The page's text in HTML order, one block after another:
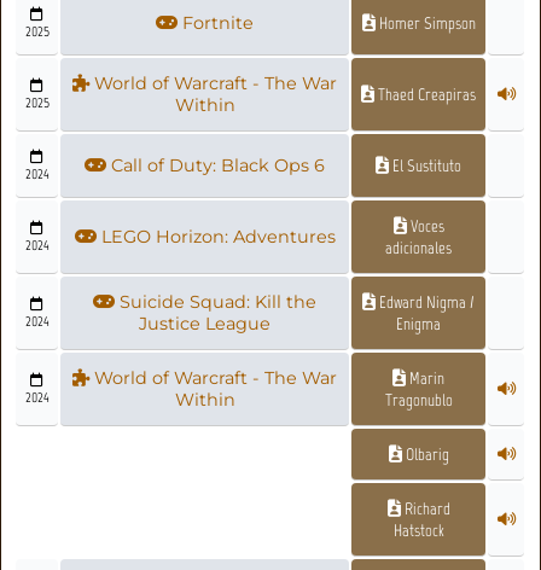
2025 Fortnite Homer Simpson
2025
World of Warcraft - The War
Within
Thaed Creapiras
2024 Call of Duty: Black Ops 6 El Sustituto
2024 LEGO Horizon: Adventures
Voces
adicionales
2024
Suicide Squad: Kill the
Justice League
Edward Nigma /
Enigma
2024
World of Warcraft - The War
Within
Marin
Tragonublo
Olbarig
Richard
Hatstock